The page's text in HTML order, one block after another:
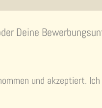
Deine
und akzeptiert.